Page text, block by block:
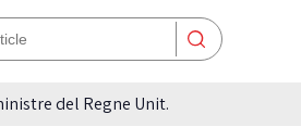
del Regne Unit.